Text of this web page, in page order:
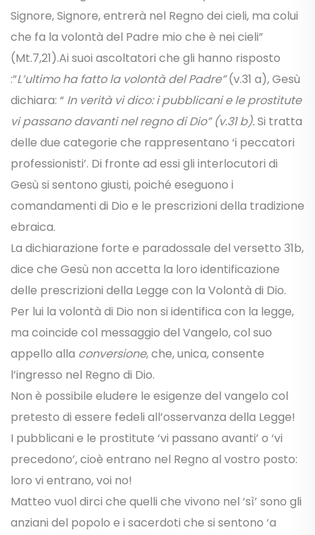
Signore, Signore, entrerà nel Regno dei cieli, ma colui
che fa la volontà del Padre mio che è nei cieli”
(Mt.7,21).Ai suoi ascoltatori che gli hanno risposto
:”L’ultimo ha fatto la volontà del Padre”(v.31 a), Gesù
dichiara: “ In verità vi dico: i pubblicani e le prostitute
vi passano davanti nel regno di Dio” (v.31 b).Si tratta
delle due categorie che rappresentano ‘i peccatori
professionisti’. Di fronte ad essi gli interlocutori di
Gesù si sentono giusti, poiché eseguono i
comandamenti di Dio e le prescrizioni della tradizione
ebraica.
La dichiarazione forte e paradossale del versetto 31b,
dice che Gesù non accetta la loro identificazione
delle prescrizioni della Legge con la Volontà di Dio.
Per lui la volontà di Dio non si identifica con la legge,
ma coincide col messaggio del Vangelo, col suo
appello alla conversione, che, unica, consente
l’ingresso nel Regno di Dio.
Non è possibile eludere le esigenze del vangelo col
pretesto di essere fedeli all’osservanza della Legge!
I pubblicani e le prostitute ‘vi passano avanti’ o ‘vi
precedono’, cioè entrano nel Regno al vostro posto:
loro vi entrano, voi no!
Matteo vuol dirci che quelli che vivono nel ‘sì’ sono gli
anziani del popolo e i sacerdoti che si sentono ‘a